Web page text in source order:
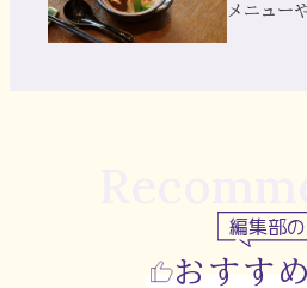
メニュー
編集部の
おすす